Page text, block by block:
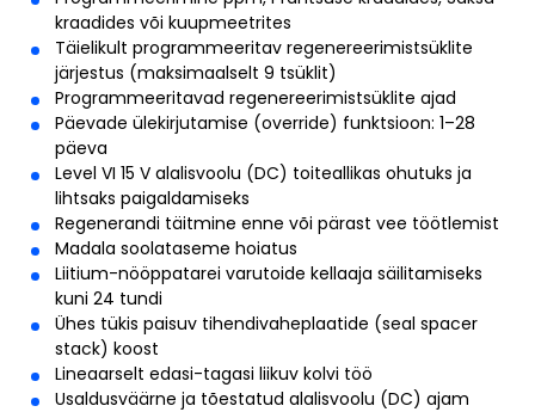
kraadides või kuupmeetrites
Täielikult programmeeritav regenereerimistsüklite
järjestus (maksimaalselt 9 tsüklit)
Programmeeritavad regenereerimistsüklite ajad
Päevade ülekirjutamise (override) funktsioon: 1–28
päeva
Level VI 15 V alalisvoolu (DC) toiteallikas ohutuks ja
lihtsaks paigaldamiseks
Regenerandi täitmine enne või pärast vee töötlemist
Madala soolataseme hoiatus
Liitium-nööppatarei varutoide kellaaja säilitamiseks
kuni 24 tundi
Ühes tükis paisuv tihendivaheplaatide (seal spacer
stack) koost
Lineaarselt edasi-tagasi liikuv kolvi töö
Usaldusväärne ja tõestatud alalisvoolu (DC) ajam